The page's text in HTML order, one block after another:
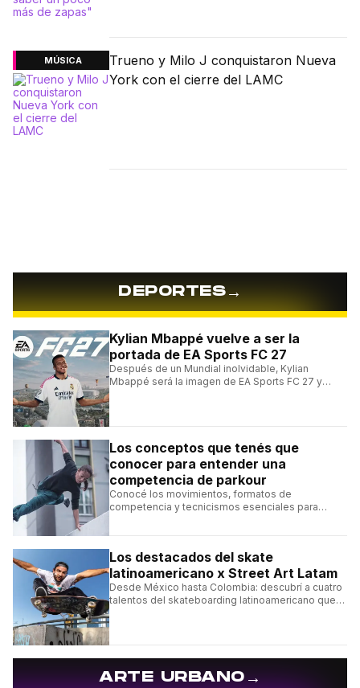
MÚSICA
Trueno y Milo J conquistaron Nueva
York con el cierre del LAMC
DEPORTES→
Kylian Mbappé vuelve a ser la
portada de EA Sports FC 27
Después de un Mundial inolvidable, Kylian
Mbappé será la imagen de EA Sports FC 27 y
Los conceptos que tenés que
conocer para entender una
competencia de parkour
Conocé los movimientos, formatos de
competencia y tecnicismos esenciales para
Los destacados del skate
latinoamericano x Street Art Latam
Desde México hasta Colombia: descubrí a cuatro
talentos del skateboarding latinoamericano que
ARTE URBANO→